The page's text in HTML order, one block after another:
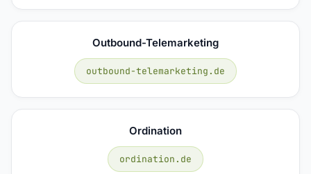
Outbound-Telemarketing
outbound-telemarketing.de
Ordination
ordination.de